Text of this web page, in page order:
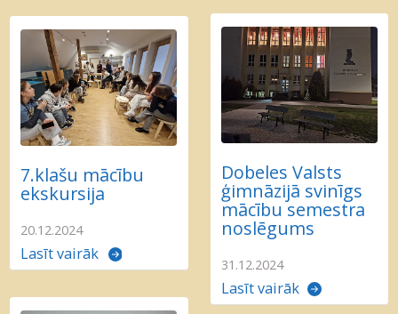
Dobeles Valsts
ģimnāzijā svinīgs
mācību semestra
noslēgums
31.12.2024
Lasīt vairāk
7.klašu mācību
ekskursija
20.12.2024
Lasīt vairāk